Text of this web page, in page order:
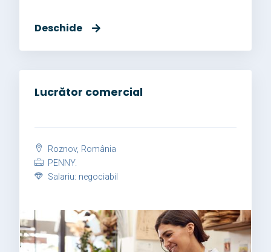
Deschide
Lucrător comercial
Roznov, România
PENNY.
Salariu: negociabil